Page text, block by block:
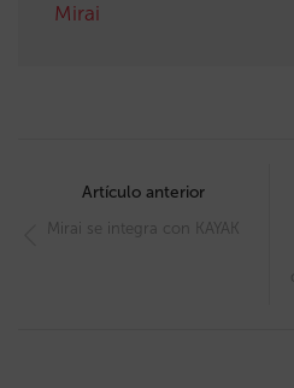
Mirai
navigation
Artículo anterior
Mirai se integra con KAYAK